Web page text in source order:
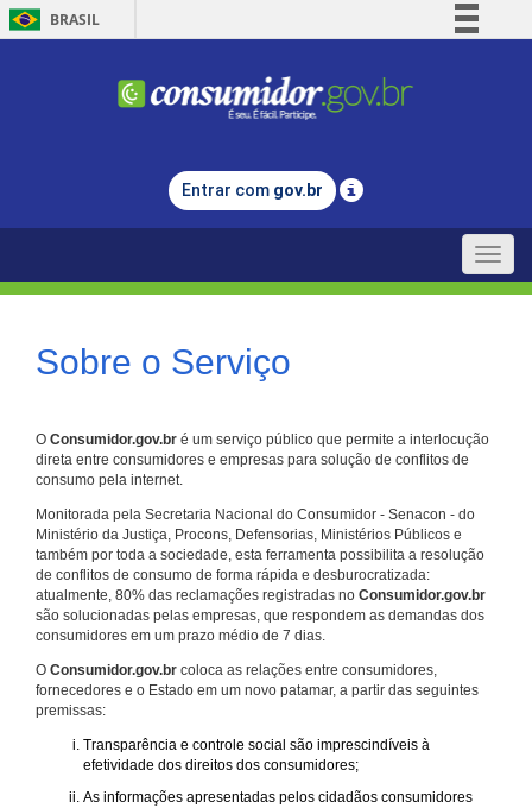
BRASIL
Comunica BR
Legislação
Entrar com gov.br
Toggle
Sobre o Serviço
O Consumidor.gov.br é um serviço público que permite a interlocução
direta entre consumidores e empresas para solução de conflitos de
consumo pela internet.
Monitorada pela Secretaria Nacional do Consumidor - Senacon - do
Ministério da Justiça, Procons, Defensorias, Ministérios Públicos e
também por toda a sociedade, esta ferramenta possibilita a resolução
de conflitos de consumo de forma rápida e desburocratizada:
atualmente, 80% das reclamações registradas no Consumidor.gov.br
são solucionadas pelas empresas, que respondem as demandas dos
consumidores em um prazo médio de 7 dias.
O Consumidor.gov.br coloca as relações entre consumidores,
fornecedores e o Estado em um novo patamar, a partir das seguintes
premissas:
Transparência e controle social são imprescindíveis à
efetividade dos direitos dos consumidores;
As informações apresentadas pelos cidadãos consumidores